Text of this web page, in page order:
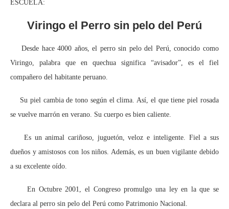
ESCUELA:
Viringo el Perro sin pelo del Perú
Desde hace 4000 años, el perro sin pelo del Perú, conocido como
Viringo, palabra que en quechua significa “avisador”, es el fiel
compañero del habitante peruano.
Su piel cambia de tono según el clima. Así, el que tiene piel rosada
se vuelve marrón en verano. Su cuerpo es bien caliente.
Es un animal cariñoso, juguetón, veloz e inteligente. Fiel a sus
dueños y amistosos con los niños. Además, es un buen vigilante debido
a su excelente oído.
En Octubre 2001, el Congreso promulgo una ley en la que se
declara al perro sin pelo del Perú como Patrimonio Nacional.